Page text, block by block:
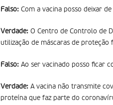
Falso: Com a vacina posso deixar
Verdade: O Centro de Controlo de
utilização de máscaras de proteção
Falso: Ao ser vacinado posso ficar
Verdade: A vacina não transmite
proteína que faz parte do